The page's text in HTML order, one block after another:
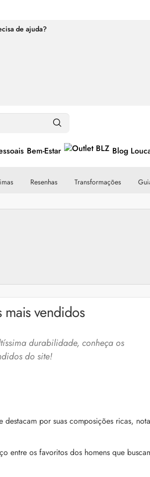
de ajuda?
Bem-Estar Blog
Resenhas Transformações
mais vendidos
durabilidade, conheça os
do site!
destacam por suas composições ricas,
entre os favoritos dos homens que
Queda de cabelo masculina: causas,
e mais
comum, e a boa notícia é que é possível
minimizá-lo. Descubra como, aqui!